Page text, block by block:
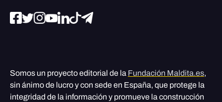
Somos un proyecto editorial de la Fundación Maldita.es,
sin ánimo de lucro y con sede en España, que protege la
integridad de la información y promueve la construcción